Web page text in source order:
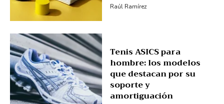
Raúl Ramírez
Tenis ASICS para
hombre: los modelos
que destacan por su
soporte y
amortiguación